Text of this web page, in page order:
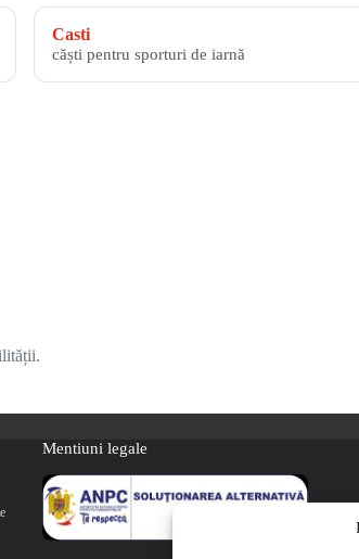
Casti
căști pentru sporturi de iarnă
Mentiuni legale